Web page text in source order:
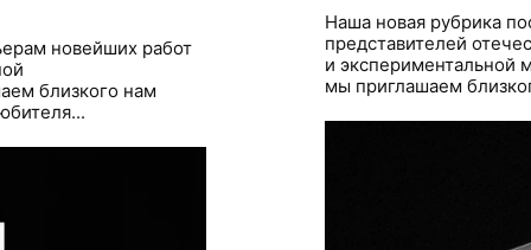
новейших работ
близкого нам
Наша новая рубрика
представителей
и экспериментальной
мы приглашаем